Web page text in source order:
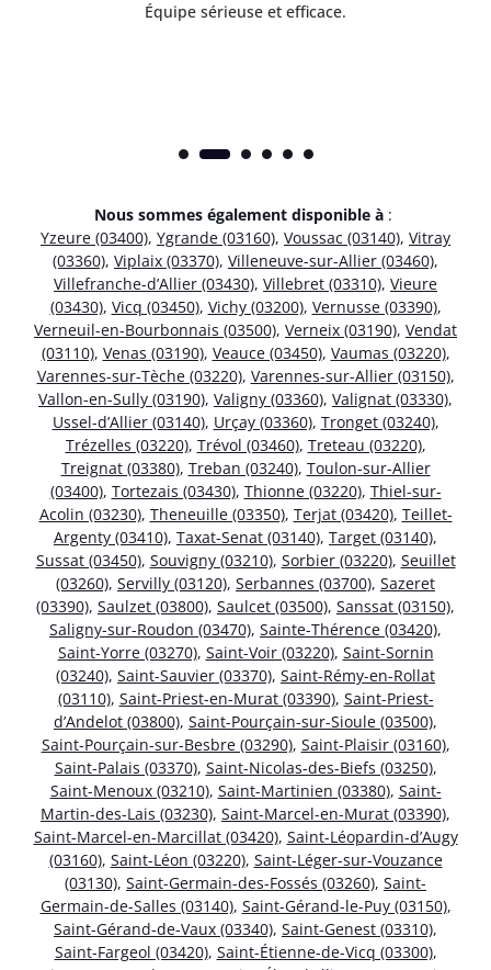
Équipe sérieuse et efficace.
Nous sommes également disponible à :
Yzeure (03400), Ygrande (03160), Voussac (03140), Vitray
(03360), Viplaix (03370), Villeneuve-sur-Allier (03460),
Villefranche-d’Allier (03430), Villebret (03310), Vieure
(03430), Vicq (03450), Vichy (03200), Vernusse (03390),
Verneuil-en-Bourbonnais (03500), Verneix (03190), Vendat
(03110), Venas (03190), Veauce (03450), Vaumas (03220),
Varennes-sur-Tèche (03220), Varennes-sur-Allier (03150),
Vallon-en-Sully (03190), Valigny (03360), Valignat (03330),
Ussel-d’Allier (03140), Urçay (03360), Tronget (03240),
Trézelles (03220), Trévol (03460), Treteau (03220),
Treignat (03380), Treban (03240), Toulon-sur-Allier
(03400), Tortezais (03430), Thionne (03220), Thiel-sur-
Acolin (03230), Theneuille (03350), Terjat (03420), Teillet-
Argenty (03410), Taxat-Senat (03140), Target (03140),
Sussat (03450), Souvigny (03210), Sorbier (03220), Seuillet
(03260), Servilly (03120), Serbannes (03700), Sazeret
(03390), Saulzet (03800), Saulcet (03500), Sanssat (03150),
Saligny-sur-Roudon (03470), Sainte-Thérence (03420),
Saint-Yorre (03270), Saint-Voir (03220), Saint-Sornin
(03240), Saint-Sauvier (03370), Saint-Rémy-en-Rollat
(03110), Saint-Priest-en-Murat (03390), Saint-Priest-
d’Andelot (03800), Saint-Pourçain-sur-Sioule (03500),
Saint-Pourçain-sur-Besbre (03290), Saint-Plaisir (03160),
Saint-Palais (03370), Saint-Nicolas-des-Biefs (03250),
Saint-Menoux (03210), Saint-Martinien (03380), Saint-
Martin-des-Lais (03230), Saint-Marcel-en-Murat (03390),
Saint-Marcel-en-Marcillat (03420), Saint-Léopardin-d’Augy
(03160), Saint-Léon (03220), Saint-Léger-sur-Vouzance
(03130), Saint-Germain-des-Fossés (03260), Saint-
Germain-de-Salles (03140), Saint-Gérand-le-Puy (03150),
Saint-Gérand-de-Vaux (03340), Saint-Genest (03310),
Saint-Fargeol (03420), Saint-Étienne-de-Vicq (03300),